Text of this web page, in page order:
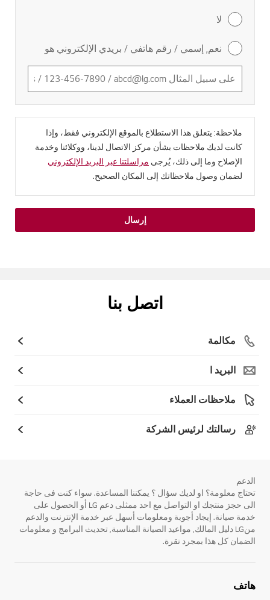
لا
نعم, إسمي / رقم هاتفي / بريدي الإلكتروني هو
ملاحظة: يتعلق هذا الاستطلاع بالموقع الإلكتروني فقط، وإذا
كانت لديك ملاحظات بشأن مركز الاتصال لدينا، ووكلائنا وخدمة
الإصلاح وما إلى ذلك، يُرجى مراسلتنا عبر البريد الإلكتروني
لضمان وصول ملاحظاتك إلى المكان الصحيح.
إرسال
اتصل بنا
مكالمة
البريد ا
ملاحظات العملاء
رسالتك لرئيس الشركة
الدعم
تحتاج معلومة؟ او لديك سؤال ؟ يمكننا المساعدة. سواء كنت فى حاجة
الى حجز منتجك او التواصل مع احد ممثلى دعم LG أو الحصول على
خدمة صيانة. إيجاد أجوبة ومعلومات أسهل عبر خدمة الإنترنت والدعم
منLG دليل المالك, مواعيد الصيانة المناسبة, تحديث البرامج و معلومات
الضمان كل هذا بمجرد نقرة.
هاتف